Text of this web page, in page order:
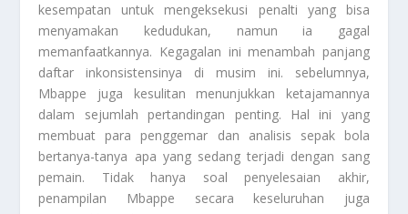
kesempatan untuk mengeksekusi penalti yang bisa
menyamakan kedudukan, namun ia gagal
memanfaatkannya. Kegagalan ini menambah panjang
daftar inkonsistensinya di musim ini. sebelumnya,
Mbappe juga kesulitan menunjukkan ketajamannya
dalam sejumlah pertandingan penting. Hal ini yang
membuat para penggemar dan analisis sepak bola
bertanya-tanya apa yang sedang terjadi dengan sang
pemain. Tidak hanya soal penyelesaian akhir,
penampilan Mbappe secara keseluruhan juga